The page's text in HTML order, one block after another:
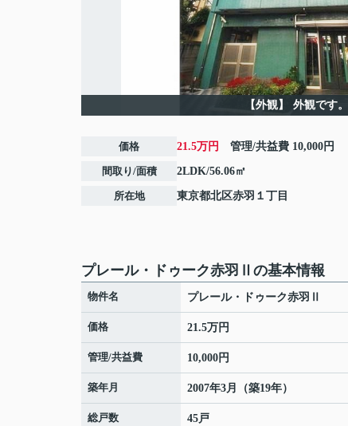
【外観】 外観です。
価格 21.5万円 管理/共益費 10,000円
間取り/面積 2LDK/56.06㎡
所在地 東京都北区赤羽 １丁目
プレール・ドゥーク赤羽Ⅱの基本情報
物件名 プレール・ドゥーク赤羽Ⅱ
価格 21.5万円
管理/共益費 10,000円
築年月 2007年3月（築19年）
総戸数 45戸